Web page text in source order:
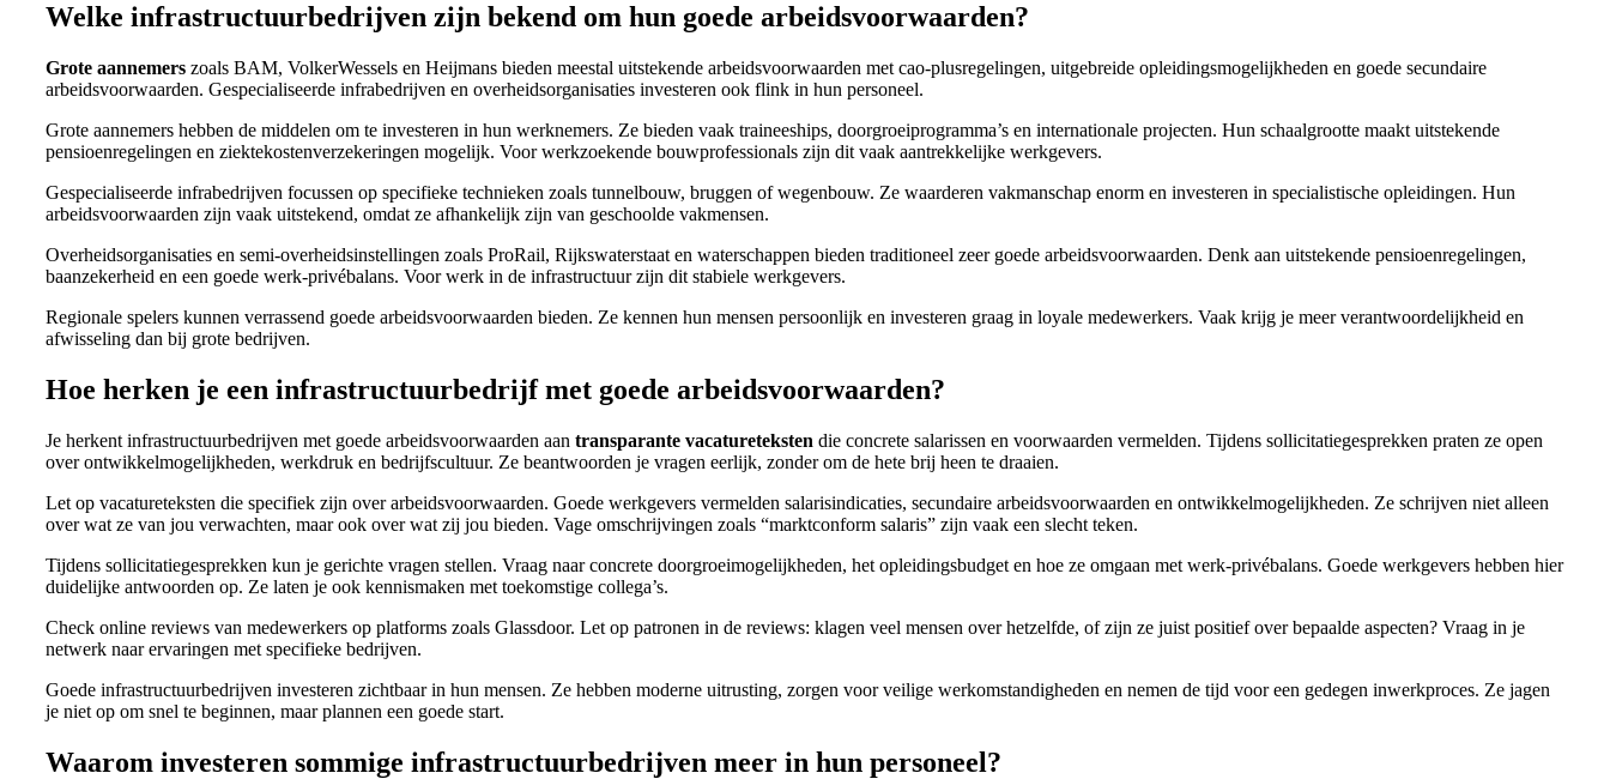
Welke infrastructuurbedrijven zijn bekend om hun goede arbeidsvoorwaarden?
Grote aannemers zoals BAM, VolkerWessels en Heijmans bieden meestal uitstekende arbeidsvoorwaarden met cao-plusregelingen, uitgebreide opleidingsmogelijkheden en goede secundaire
arbeidsvoorwaarden. Gespecialiseerde infrabedrijven en overheidsorganisaties investeren ook flink in hun personeel.
Grote aannemers hebben de middelen om te investeren in hun werknemers. Ze bieden vaak traineeships, doorgroeiprogramma’s en internationale projecten. Hun schaalgrootte maakt uitstekende
pensioenregelingen en ziektekostenverzekeringen mogelijk. Voor werkzoekende bouwprofessionals zijn dit vaak aantrekkelijke werkgevers.
Gespecialiseerde infrabedrijven focussen op specifieke technieken zoals tunnelbouw, bruggen of wegenbouw. Ze waarderen vakmanschap enorm en investeren in specialistische opleidingen. Hun
arbeidsvoorwaarden zijn vaak uitstekend, omdat ze afhankelijk zijn van geschoolde vakmensen.
Overheidsorganisaties en semi-overheidsinstellingen zoals ProRail, Rijkswaterstaat en waterschappen bieden traditioneel zeer goede arbeidsvoorwaarden. Denk aan uitstekende pensioenregelingen,
baanzekerheid en een goede werk-privébalans. Voor werk in de infrastructuur zijn dit stabiele werkgevers.
Regionale spelers kunnen verrassend goede arbeidsvoorwaarden bieden. Ze kennen hun mensen persoonlijk en investeren graag in loyale medewerkers. Vaak krijg je meer verantwoordelijkheid en
afwisseling dan bij grote bedrijven.
Hoe herken je een infrastructuurbedrijf met goede arbeidsvoorwaarden?
Je herkent infrastructuurbedrijven met goede arbeidsvoorwaarden aan transparante vacatureteksten die concrete salarissen en voorwaarden vermelden. Tijdens sollicitatiegesprekken praten ze open
over ontwikkelmogelijkheden, werkdruk en bedrijfscultuur. Ze beantwoorden je vragen eerlijk, zonder om de hete brij heen te draaien.
Let op vacatureteksten die specifiek zijn over arbeidsvoorwaarden. Goede werkgevers vermelden salarisindicaties, secundaire arbeidsvoorwaarden en ontwikkelmogelijkheden. Ze schrijven niet alleen
over wat ze van jou verwachten, maar ook over wat zij jou bieden. Vage omschrijvingen zoals “marktconform salaris” zijn vaak een slecht teken.
Tijdens sollicitatiegesprekken kun je gerichte vragen stellen. Vraag naar concrete doorgroeimogelijkheden, het opleidingsbudget en hoe ze omgaan met werk-privébalans. Goede werkgevers hebben hier
duidelijke antwoorden op. Ze laten je ook kennismaken met toekomstige collega’s.
Check online reviews van medewerkers op platforms zoals Glassdoor. Let op patronen in de reviews: klagen veel mensen over hetzelfde, of zijn ze juist positief over bepaalde aspecten? Vraag in je
netwerk naar ervaringen met specifieke bedrijven.
Goede infrastructuurbedrijven investeren zichtbaar in hun mensen. Ze hebben moderne uitrusting, zorgen voor veilige werkomstandigheden en nemen de tijd voor een gedegen inwerkproces. Ze jagen
je niet op om snel te beginnen, maar plannen een goede start.
Waarom investeren sommige infrastructuurbedrijven meer in hun personeel?